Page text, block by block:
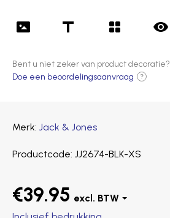
Bent u niet zeker van product decoratie?
Doe een beoordelingsaanvraag
?
Merk Jack & Jones
Productcode JJ2674-BLK-XS
€39.95